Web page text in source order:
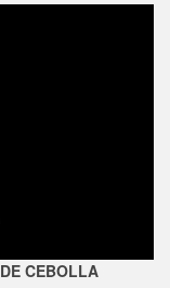
CEBOLLA